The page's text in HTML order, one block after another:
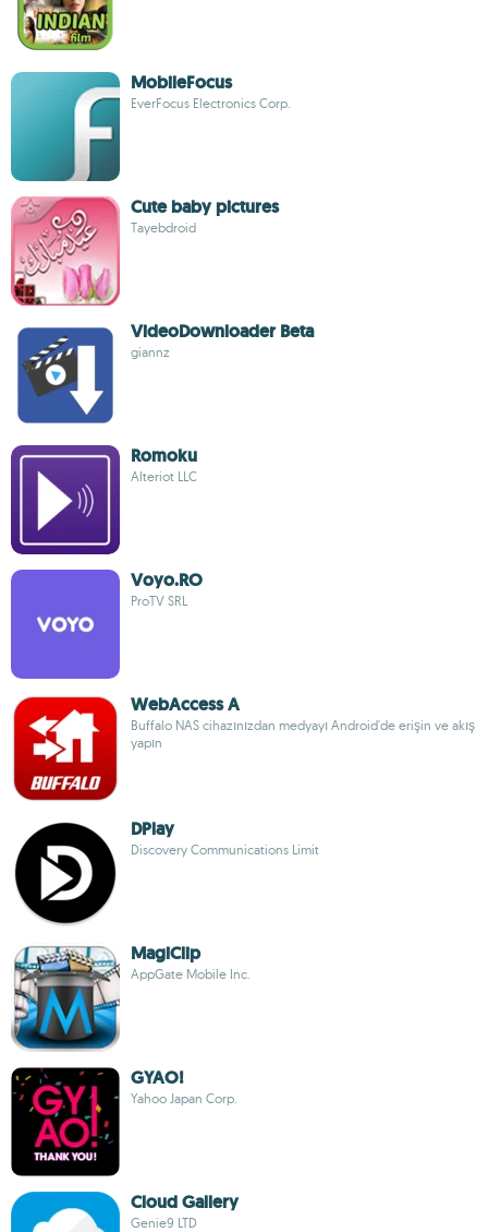
MobileFocus
EverFocus Electronics Corp.
Cute baby pictures
Tayebdroid
VideoDownloader Beta
giannz
Romoku
Alteriot LLC
Voyo.RO
ProTV SRL
WebAccess A
Buffalo NAS cihazınızdan medyayı Android'de erişin ve akış
yapın
DPlay
Discovery Communications Limit
MagiClip
AppGate Mobile Inc.
GYAO!
Yahoo Japan Corp.
Cloud Gallery
Genie9 LTD